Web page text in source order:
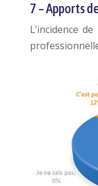
7 – Apports
L’incidence